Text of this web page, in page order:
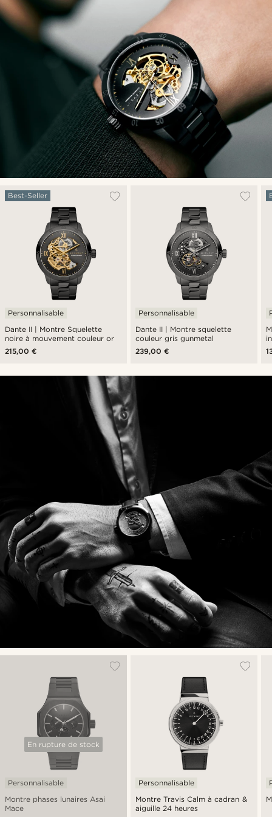
Dante II | Montre Squelette
noire à mouvement couleur or
Best-Seller
Personnalisable
215,00 €
Dante II | Montre squelette
couleur gris gunmetal
Personnalisable
239,00 €
En rupture de stock
Montre phases lunaires Asai
Mace
Personnalisable
Montre Travis Calm à cadran &
aiguille 24 heures
Personnalisable